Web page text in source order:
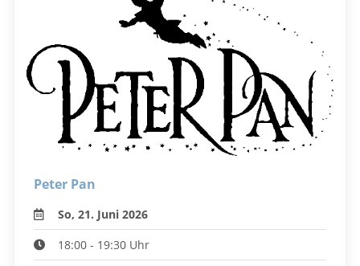
Peter Pan
So, 21. Juni 2026
18:00 - 19:30 Uhr